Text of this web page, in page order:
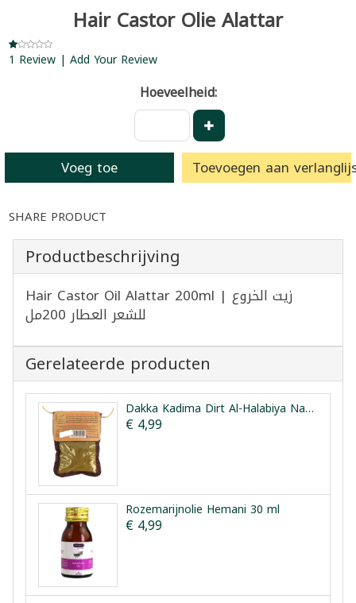
Hair Castor Olie Alattar
1 Review | Add Your Review
Hoeveelheid:
Voeg toe Toevoegen aan
SHARE PRODUCT
Productbeschrijving
Hair Castor Oil Alattar 200ml | زيت الخروع
للشعر العطار 200مل
Gerelateerde producten
Dakka Kadima Dirt Al-Halabiya Natuurlijke Henna Poeder 75g
€ 4,99
Rozemarijnolie Hemani 30 ml
€ 4,99